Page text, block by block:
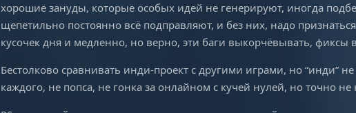
хорошие зануды, которые особых идей не генерируют, иногда
щепетильно постоянно всё подправляют, и без них, надо
кусочек дня и медленно, но верно, эти баги выкорчёвывать, фиксы
Бестолково сравнивать инди-проект с другими играми, но “инди”
каждого, не попса, не гонка за онлайном с кучей нулей, но точно не